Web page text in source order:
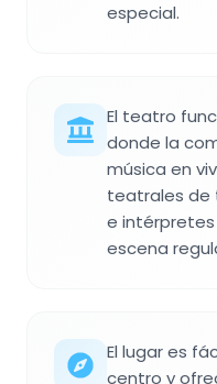
especial.
El teatro
donde la
música en
teatrales de
e
escena
El lugar es
centro y